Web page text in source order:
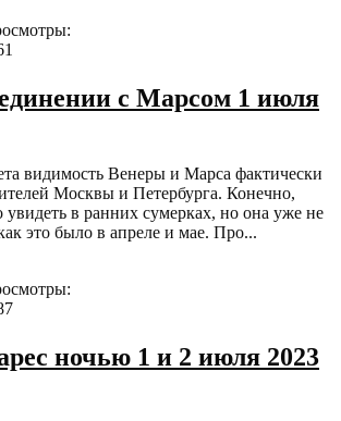
с Марсом 1 июля
видимость Венеры и Марса фактически
Москвы и Петербурга. Конечно,
в ранних сумерках, но она уже не
это было в апреле и мае. Про...
ночью 1 и 2 июля 2023